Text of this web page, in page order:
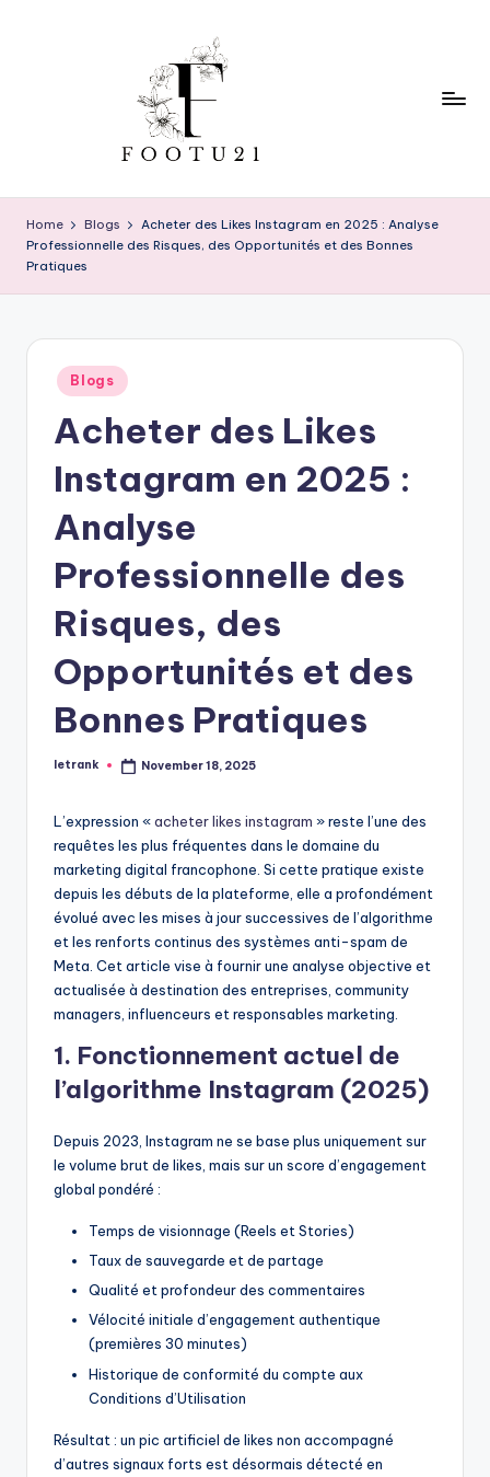
o
o
t
u
Home Blogs
Acheter des Likes Instagram en 2025 : Analyse
Professionnelle des Risques, des Opportunités et des Bonnes
Pratiques
Posted
in
Blogs
Acheter des Likes
Instagram en 2025 :
Analyse
Professionnelle des
Risques, des
Opportunités et des
Bonnes Pratiques
Posted
letrank November 18, 2025
L’expression «acheter likes instagram » reste l’une des
requêtes les plus fréquentes dans le domaine du
marketing digital francophone. Si cette pratique existe
depuis les débuts de la plateforme, elle a profondément
évolué avec les mises à jour successives de l’algorithme
et les renforts continus des systèmes anti-spam de
Meta. Cet article vise à fournir une analyse objective et
actualisée à destination des entreprises, community
managers, influenceurs et responsables marketing.
1. Fonctionnement actuel de
l’algorithme Instagram (2025)
Depuis 2023, Instagram ne se base plus uniquement sur
le volume brut de likes, mais sur un score d’engagement
global pondéré :
Temps de visionnage (Reels et Stories)
Taux de sauvegarde et de partage
Qualité et profondeur des commentaires
Vélocité initiale d’engagement authentique
(premières 30 minutes)
Historique de conformité du compte aux
Conditions d’Utilisation
Résultat : un pic artificiel de likes non accompagné
d’autres signaux forts est désormais détecté en